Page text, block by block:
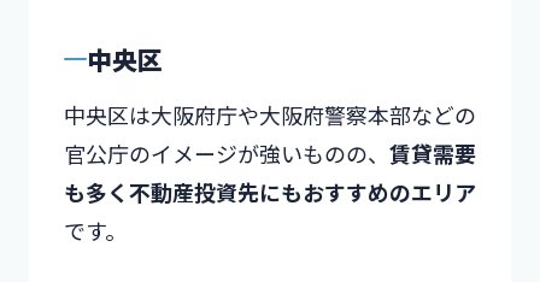
中央区
中央区は大阪府庁や大阪府警察本部などの
官公庁のイメージが強いものの、 賃貸需要
も多く不動産投資先にもおすすめのエリア
です。